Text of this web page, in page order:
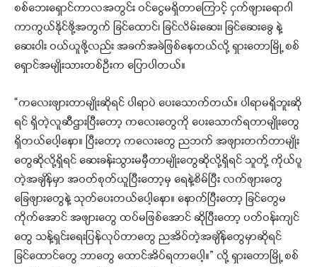
စစ်ဘေးရှောင်ကာလအတွင်း ဝင်ငွေမရှိတာကြောင့် ငှက်ဖျားရောဂါ
ကာကွယ်နိုင်ဖို့အတွက် ခြင်ထောင်၊ ခြင်လိမ်းဆေး၊ ခြင်ဆေးခွေ နဲ့
ဆေးဝါး ဝယ်ယူဖို့လည်း အခက်အခဲဖြစ်နေတယ်လို့ ရှားတောမြို့ စစ်
ရှောင်အမျိုးသားတစ်ဦးက ပြောပါတယ်။
“ကလေးဖျားတာမျိုးဆိုရင် ပါရာပဲ ပေးသောက်တယ်။ ပါရာမရှိဘူးဆို
ရင် ရှိတဲ့လူဆီဌားပြီးတော့ ကလေးတွေကို ပေးသောက်ရတာမျိုးတွေ
ရှိတယ်ပေါ့နော။ ပြီးတော့ ကလေးတွေ ညဘက် အဖျားတက်တာမျိုး
တွေဆိုလို့ရှိရင် ဆေးခန်းသွားမမှီတာမျိုးတွေဆိုလို့ရှိရင် သူတို့ ကိုယ်ပူ
တဲ့အချိန်မှာ အဝတ်စုတ်ယူပြီးတော့မှ ရေနဲ့စိမ်ပြီး လက်ဖျားတွေ
ခြေဖျားတွေနဲ့ သုတ်ပေးတယ်ပေါ့နော။ နောက်ပြီးတော့ ခြင်တွေမ
ကိုက်အောင် အဖျားတွေ ထပ်မဖြစ်အောင် ဆိုပြီးတော့ ပတ်ဝန်းကျင်
တွေ သန့်ရှင်းရေးပြန်လုပ်တာတွေ ညအိပ်တဲ့အချိန်တွေမှာဆိုရင်
ခြင်ထောင်တွေ ဘာတွေ ထောင်အိပ်ရတာပေါ့။” လို့ ရှားတောမြို့ စစ်